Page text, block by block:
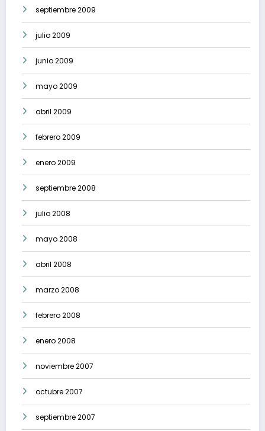
septiembre 2009
julio 2009
junio 2009
mayo 2009
abril 2009
febrero 2009
enero 2009
septiembre 2008
julio 2008
mayo 2008
abril 2008
marzo 2008
febrero 2008
enero 2008
noviembre 2007
octubre 2007
septiembre 2007